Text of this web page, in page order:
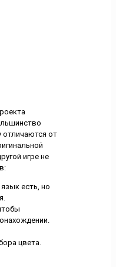
отличаются от
игре не
есть, но
цвета.